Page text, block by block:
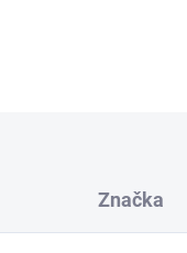
Značka